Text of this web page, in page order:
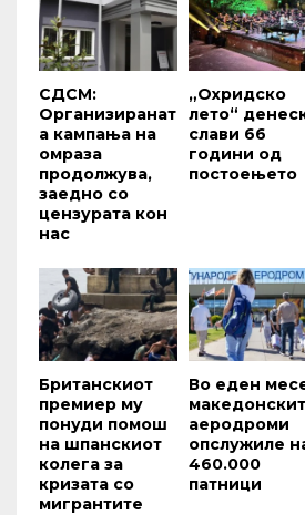
СДСМ:
Организиранат
а кампања на
омраза
продолжува,
заедно со
цензурата кон
нас
„Охридско
лето“
слави 66
години од
постоењето
Британскиот
премиер му
понуди помош
на шпанскиот
колега за
кризата со
мигрантите
Во еден
аеродроми
опслужиле
460.000
патници